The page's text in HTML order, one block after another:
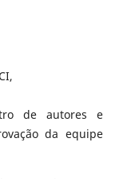
de autores e
da equipe